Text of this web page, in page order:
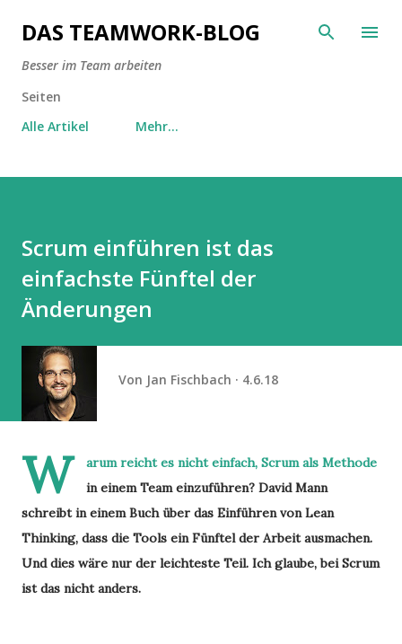
Direkt zum Hauptbereich
DAS TEAMWORK-BLOG
Besser im Team arbeiten
Seiten
Alle Artikel
Mehr…
Scrum einführen ist das
einfachste Fünftel der
Änderungen
Von Jan Fischbach 4.6.18
W
arum reicht es nicht einfach, Scrum als Methode
in einem Team einzuführen? David Mann
schreibt in einem Buch über das Einführen von Lean
Thinking, dass die Tools ein Fünftel der Arbeit ausmachen.
Und dies wäre nur der leichteste Teil. Ich glaube, bei Scrum
ist das nicht anders.